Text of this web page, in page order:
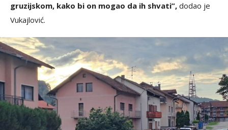
gruzijskom, kako bi on mogao da ih shvati”, dodao je
Vukajlović.